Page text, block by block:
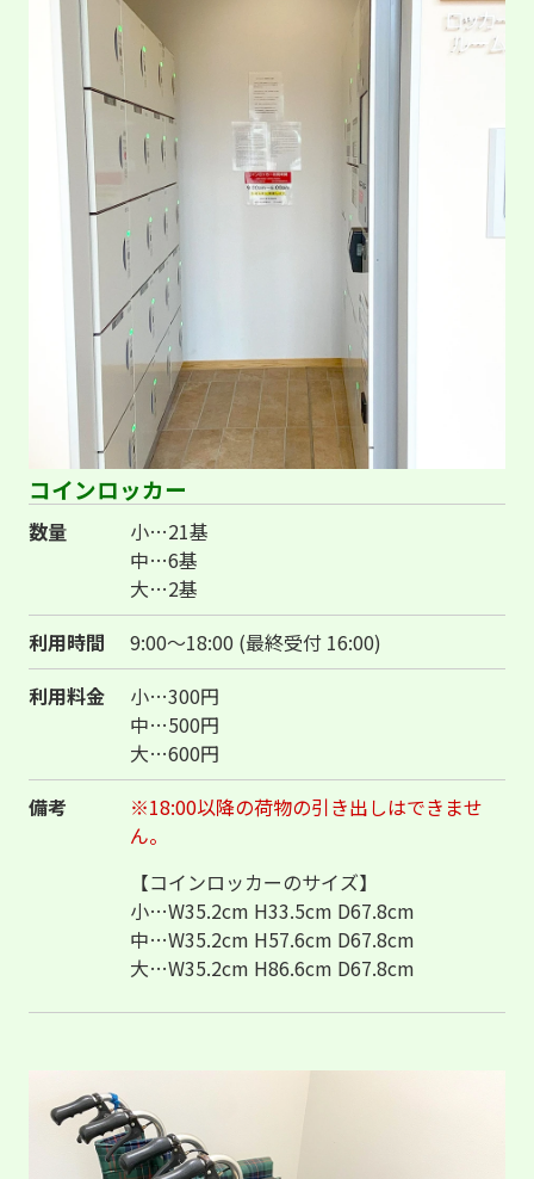
コインロッカー
数量
小…21基
中…6基
大…2基
利用時間
9:00～18:00 (最終受付 16:00)
利用料金
小…300円
中…500円
大…600円
備考
※18:00以降の荷物の引き出しはできませ
ん。
【コインロッカーのサイズ】
小…W35.2cm H33.5cm D67.8cm
中…W35.2cm H57.6cm D67.8cm
大…W35.2cm H86.6cm D67.8cm